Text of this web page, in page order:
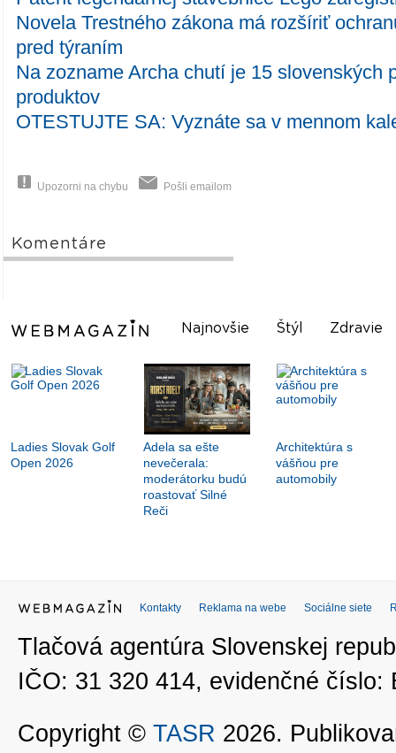
Novela Trestného zákona má rozšíriť
pred týraním
Na zozname Archa chutí je 15 slovenských
produktov
OTESTUJTE SA: Vyznáte sa v mennom
Upozorni na chybu Pošli emailom
Komentáre
Najnovšie Štýl Zdravie
Ladies Slovak Golf
Open 2026
Adela sa ešte
nevečerala:
moderátorku budú
roastovať Silné
Reči
Architektúra s
vášňou pre
automobily
Kontakty Reklama na webe Sociálne siete
Tlačová agentúra Slovenskej
IČO: 31 320 414, evidenčné číslo:
Copyright © TASR 2026.